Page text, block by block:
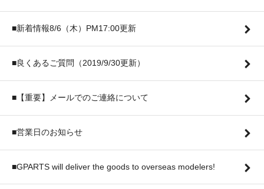
■新着情報8/6（木）PM17:00更新
■良くあるご質問（2019/9/30更新）
■【重要】メールでのご連絡について
■営業日のお知らせ
■GPARTS will deliver the goods to overseas modelers!